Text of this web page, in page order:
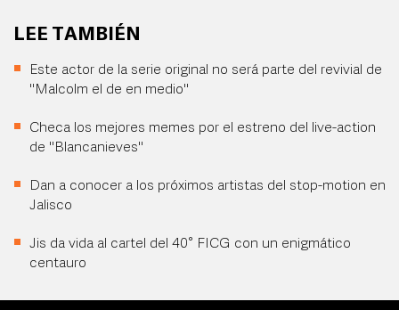
LEE TAMBIÉN
Este actor de la serie original no será parte del revivial de
"Malcolm el de en medio"
Checa los mejores memes por el estreno del live-action
de "Blancanieves"
Dan a conocer a los próximos artistas del stop-motion en
Jalisco
Jis da vida al cartel del 40° FICG con un enigmático
centauro